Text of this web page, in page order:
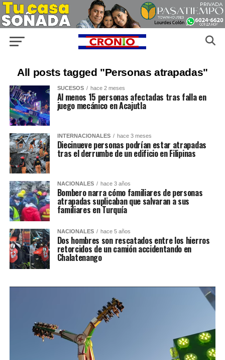
All posts tagged "Personas atrapadas"
SUCESOS hace 2 meses
Al menos 15 personas afectadas tras falla en
juego mecánico en Acajutla
INTERNACIONALES hace 3 meses
Diecinueve personas podrían estar atrapadas
tras el derrumbe de un edificio en Filipinas
NACIONALES hace 3 años
Bombero narra cómo familiares de personas
atrapadas suplicaban que salvaran a sus
familiares en Turquía
NACIONALES hace 5 años
Dos hombres son rescatados entre los hierros
retorcidos de un camión accidentando en
Chalatenango